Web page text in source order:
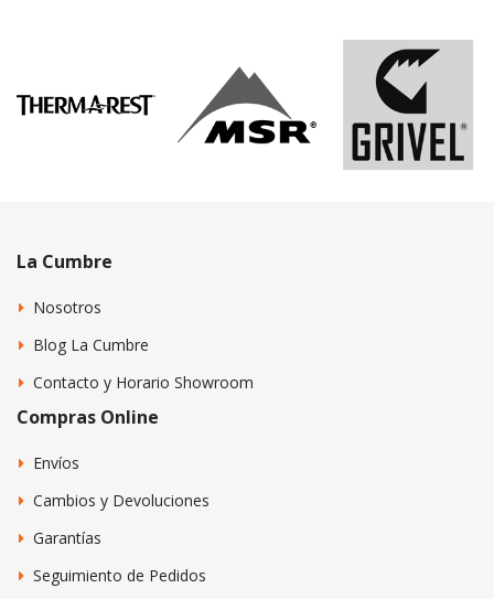
La Cumbre
Nosotros
Blog La Cumbre
Contacto y Horario Showroom
Compras Online
Envíos
Cambios y Devoluciones
Garantías
Seguimiento de Pedidos